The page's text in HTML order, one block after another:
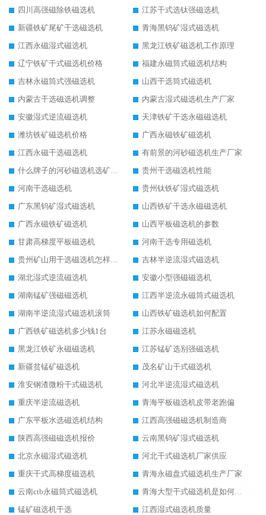
四川高强磁除铁磁选机
江苏干式选钛强磁选机
新疆铁矿尾矿干选磁选机
青海黑钨矿湿式磁选机
江西永磁湿式磁选机
黑龙江铁矿磁选机工作原理
辽宁铁矿干式磁选机价格
福建永磁筒式磁选机结构
吉林永磁筒式强磁选机
山西干选筒式磁选机
内蒙古干选磁选机调整
内蒙古湿式磁选机生产厂家
安徽湿式逆流磁选机
天津铁矿干选永磁磁选机
潍坊铁矿磁选机价格
广西永磁铁矿磁选机
江西永磁干选磁选机
有前景的河砂磁选机生产厂家
什么牌子的河砂磁选机选矿效果好
贵州干选磁选机性能
河南干选磁选机
贵州钛铁矿湿式磁选机
广东黑钨矿湿式磁选机
山西铁矿干选永磁磁选机
广西永磁铁矿磁选机
山西平板磁选机的参数
甘肃高梯度平板磁选机
河南干选专用磁选机
贵州矿山用干选磁选机怎样调磁
吉林半逆流湿式磁选机
湖北湿式逆流磁选机
安徽小型强磁磁选机
湖南锰矿强磁磁选机
江西半逆流永磁筒式磁选机
湖南半逆流湿式磁选机滚筒
山西铁矿磁选机如何配置
广西铁矿磁选机多少钱1台
江苏永磁磁选机
黑龙江铁矿永磁磁选机
江苏锰矿选别强磁选机
新疆贫锰矿磁选机
茂名矿山干式磁选机
淮安钢渣微粉干式磁选机
河北半逆流湿式磁选机
重庆半逆流磁选机
青海平板磁选机皮带老跑偏
广东平板水选磁选机结构
江西高强磁磁选机制造商
陕西高强磁磁选机报价
云南黑钨矿湿式磁选机
北京永磁湿式磁选机
河北干式磁选机厂家供应
重庆干式高梯度磁选机
青海永磁盘式磁选机生产厂家
云南ctb永磁筒式磁选机
青海大型干式磁选机是如何选矿的
锰矿磁选机干选
江西湿式磁选机质量